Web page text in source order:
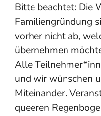
Bitte beachtet: Die
Familiengründung
vorher nicht ab,
übernehmen
Alle
und wir wünschen
Miteinander.
queeren